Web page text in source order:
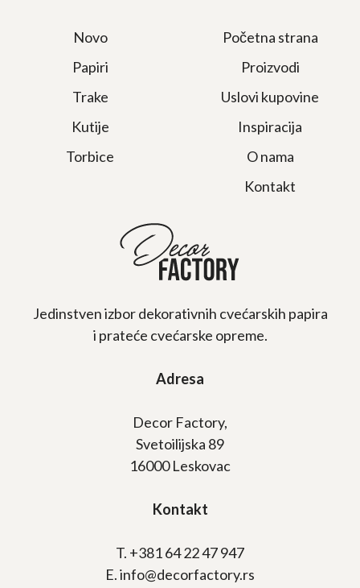
Novo
Papiri
Trake
Kutije
Torbice
Početna strana
Proizvodi
Uslovi kupovine
Inspiracija
O nama
Kontakt
Jedinstven izbor dekorativnih cvećarskih papira
i prateće cvećarske opreme.
Adresa
Decor Factory,
Svetoilijska 89
16000 Leskovac
Kontakt
T. +381 64 22 47 947
E. info@decorfactory.rs